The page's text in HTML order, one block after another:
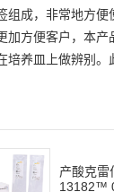
组成，非常地方便
加方便客户，本产
培养皿上做辨别。
产酸克雷
13182™